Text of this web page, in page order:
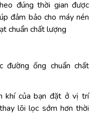
đúng thời gian được
đảm bảo cho máy nén
chuẩn chất lượng
đường ống chuẩn chất
khí của bạn đặt ở vị trí
lõi lọc sớm hơn thời